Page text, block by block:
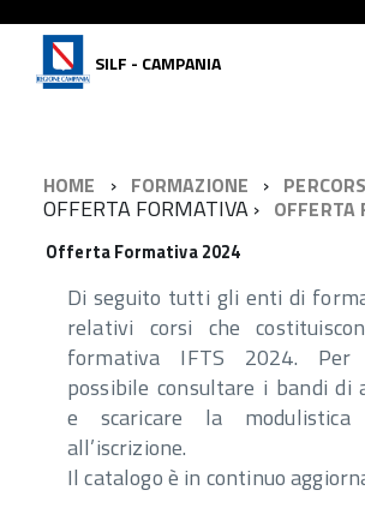
SILF - CAMPANIA
HOME FORMAZIONE
OFFERTA FORMATIVA
Offerta Formativa 2024
Di seguito tutti gli enti di
relativi corsi che
formativa IFTS 2024. Per
possibile consultare i bandi di
e scaricare la modulistica
all’iscrizione.
Il catalogo è in continuo